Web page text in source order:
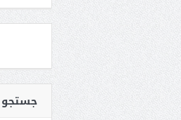
جستجو